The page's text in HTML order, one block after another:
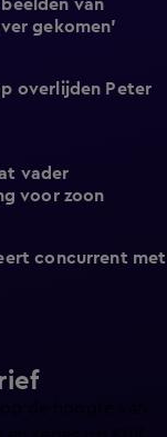
beelden van
gekomen'
overlijden Peter
vader
voor zoon
concurrent met
de hoogte van